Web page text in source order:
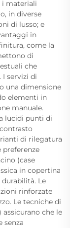
i materiali
in diverse
di lusso; e
in
come la
di
che
I servizi di
una dimensione
elementi in
manuale.
lucidi punti di
di rilegatura
preferenze
(case
in copertina
Le
rinforzate
Le tecniche di
che le
senza